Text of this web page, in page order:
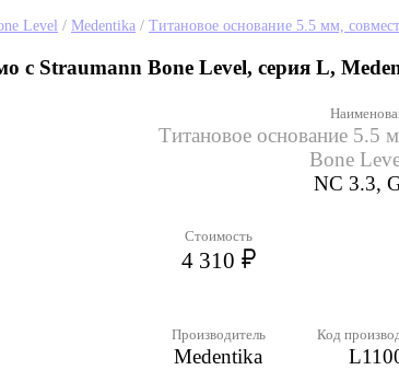
Level / Medentika / Титановое основание 5.5 мм,
с Straumann Bone Level, серия L,
Титановое основание 5.5
Bone
NC 3.3,
Стоимость
4 310
Производитель
Medentika
Код